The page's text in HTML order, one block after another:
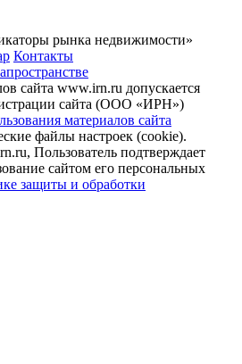
рынка недвижимости»
Контакты
сайта www.irn.ru допускается
сайта (ООО «ИРН»)
материалов сайта
файлы настроек (cookie).
Пользователь подтверждает
сайтом его персональных
защиты и обработки